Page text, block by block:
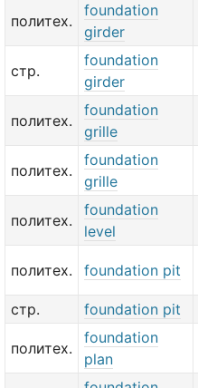
политех.
foundation
girder
стр.
foundation
girder
политех.
foundation
grille
политех.
foundation
grille
политех.
foundation
level
политех. foundation pit
стр.
foundation pit
политех.
foundation
plan